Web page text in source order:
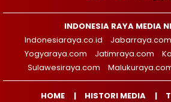
INDONESIA RAYA MEDIA
Indonesiaraya.co.id
Jabarraya.com
Yogyaraya.com
Jatimraya.com
Sulawesiraya.com
HOME HISTORI MEDIA